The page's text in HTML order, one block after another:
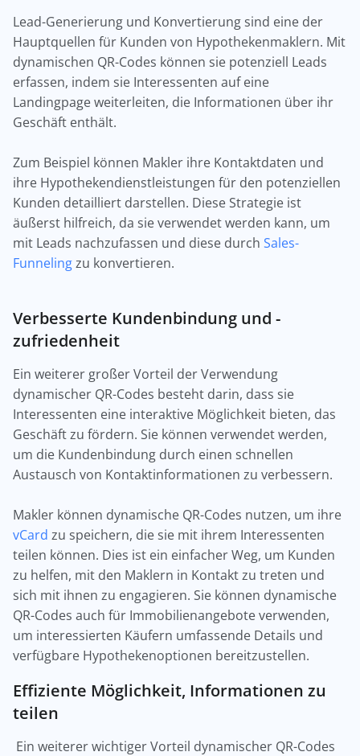
Lead-Generierung und Konvertierung sind eine der
Hauptquellen für Kunden von Hypothekenmaklern. Mit
dynamischen QR-Codes können sie potenziell Leads
erfassen, indem sie Interessenten auf eine
Landingpage weiterleiten, die Informationen über ihr
Geschäft enthält.
Zum Beispiel können Makler ihre Kontaktdaten und
ihre Hypothekendienstleistungen für den potenziellen
Kunden detailliert darstellen. Diese Strategie ist
äußerst hilfreich, da sie verwendet werden kann, um
mit Leads nachzufassen und diese durch Sales-
Funnelingzu konvertieren.
Verbesserte Kundenbindung und -
zufriedenheit
Ein weiterer großer Vorteil der Verwendung
dynamischer QR-Codes besteht darin, dass sie
Interessenten eine interaktive Möglichkeit bieten, das
Geschäft zu fördern. Sie können verwendet werden,
um die Kundenbindung durch einen schnellen
Austausch von Kontaktinformationen zu verbessern.
Makler können dynamische QR-Codes nutzen, um ihre
vCard zu speichern, die sie mit ihrem Interessenten
teilen können. Dies ist ein einfacher Weg, um Kunden
zu helfen, mit den Maklern in Kontakt zu treten und
sich mit ihnen zu engagieren. Sie können dynamische
QR-Codes auch für Immobilienangebote verwenden,
um interessierten Käufern umfassende Details und
verfügbare Hypothekenoptionen bereitzustellen.
Effiziente Möglichkeit, Informationen zu
teilen
Ein weiterer wichtiger Vorteil dynamischer QR-Codes